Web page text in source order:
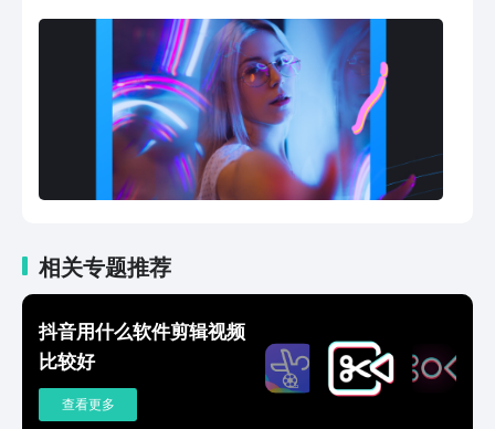
位。-炫酷视频转场特效，多种动态效果
任你选。 -支持视频倒放，变速播放，任
意改变视频节奏。-一键开启美颜，打造
自然美颜效果。【精准音乐卡点】-丰富
的视频配乐，任意选取添加。-视频变
声，男声、女声、怪兽、卡通搞怪有
趣。-音乐一键自动卡点，效果简直爆
炸。【趣味贴纸字幕】-智能自动识别字
滤镜特效】-多轨道特效添加，操作更加
相关专题推荐
抖音用什么软件剪辑视频
比较好
查看更多